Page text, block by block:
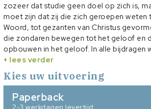
zozeer dat studie geen doel op zich is,
moet zijn dat zij die zich geroepen weten
Woord, tot gezanten van Christus
die zondaren bewegen tot het geloof en
opbouwen in het geloof. In alle bijdragen
uitgegaan dat echte theologie het
Woord van God. In onze tijd wordt
meer dan verantwoorden van je geloof.
naar de waarheid onbeslist, ook al heeft de
theologiebeoefening een orthodoxe
+ lees verder
Kies uw uitvoering
Paperback
2-3 werkdagen levertijd